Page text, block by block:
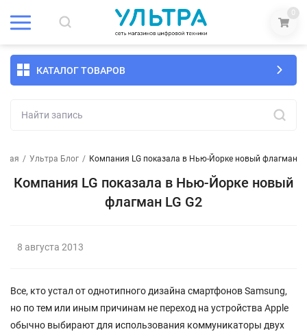
0
КАТАЛОГ ТОВАРОВ
/ Ультра Блог / Компания LG показала в Нью-Йорке новый флагман
Компания LG показала в Нью-Йорке новый
флагман LG G2
8 августа 2013
Все, кто устал от однотипного дизайна смартфонов Samsung,
но по тем или иным причинам не переход на устройства Apple
обычно выбирают для использования коммуникаторы двух